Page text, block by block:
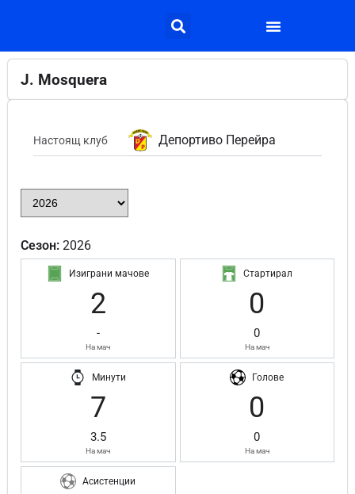
J. Mosquera
Настоящ клуб Депортиво Перейра
Сезон: 2026
Изиграни мачове
2
-
На мач
Стартирал
0
0
На мач
Минути
7
3.5
На мач
Голове
0
0
На мач
Асистенции